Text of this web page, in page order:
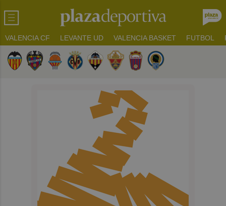
VALENCIA CF LEVANTE UD VALENCIA BASKET FUTBOL